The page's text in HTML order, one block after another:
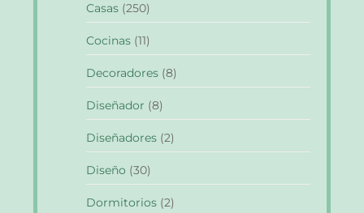
Casas (250)
Cocinas (11)
Decoradores (8)
Diseñador (8)
Diseñadores (2)
Diseño (30)
Dormitorios (2)